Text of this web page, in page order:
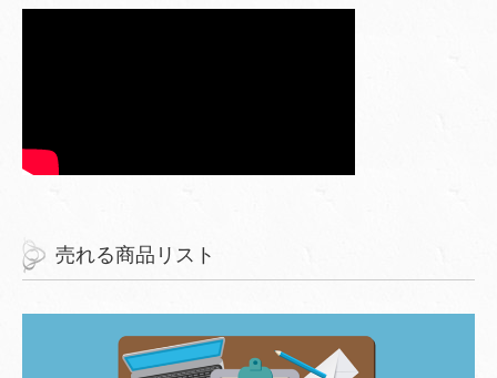
売れる商品リスト